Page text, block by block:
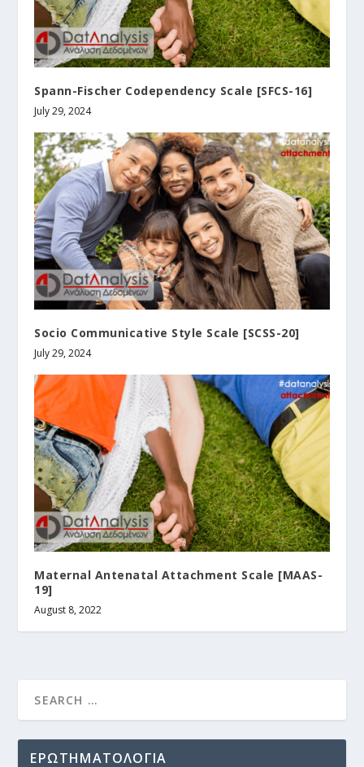
Spann-Fischer Codependency Scale [SFCS-16]
July 29, 2024
Socio Communicative Style Scale [SCSS-20]
July 29, 2024
Maternal Antenatal Attachment Scale [MAAS-
19]
August 8, 2022
ΕΡΩΤΗΜΑΤΟΛΟΓΙΑ